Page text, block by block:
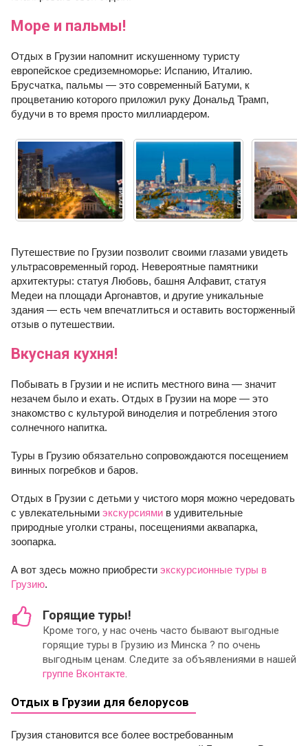
Море и пальмы!
Отдых в Грузии напомнит искушенному туристу
европейское средиземноморье: Испанию, Италию.
Брусчатка, пальмы — это современный Батуми, к
процветанию которого приложил руку Дональд Трамп,
будучи в то время просто миллиардером.
Путешествие по Грузии позволит своими глазами увидеть
ультрасовременный город. Невероятные памятники
архитектуры: статуя Любовь, башня Алфавит, статуя
Медеи на площади Аргонавтов, и другие уникальные
здания — есть чем впечатлиться и оставить восторженный
отзыв о путешествии.
Вкусная кухня!
Побывать в Грузии и не испить местного вина — значит
незачем было и ехать. Отдых в Грузии на море — это
знакомство с культурой виноделия и потребления этого
солнечного напитка.
Туры в Грузию обязательно сопровождаются посещением
винных погребков и баров.
Отдых в Грузии с детьми у чистого моря можно чередовать
с увлекательными экскурсиямив удивительные
природные уголки страны, посещениями аквапарка,
зоопарка.
А вот здесь можно приобрести экскурсионные туры в
Грузию.
Горящие туры!
Кроме того, у нас очень часто бывают выгодные
горящие туры в Грузию из Минска ? по очень
выгодным ценам. Следите за объявлениями в нашей
группе Вконтакте
Отдых в Грузии для белорусов
Грузия становится все более востребованным